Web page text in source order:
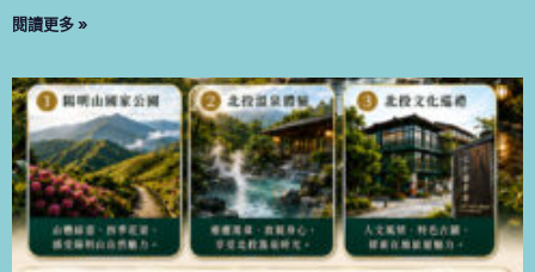
閱讀更多 »